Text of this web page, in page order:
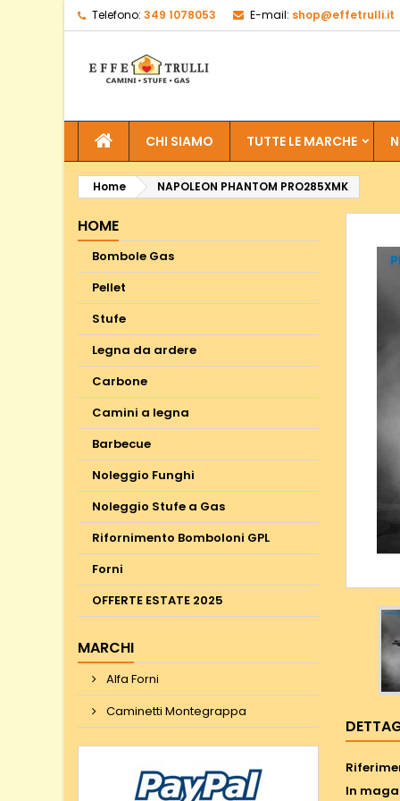
Telefono: 349 1078053 E-mail: shop@effetrulli.it
CHI SIAMO TUTTE LE MARCHE
Home NAPOLEON PHANTOM PRO285XMK
HOME
Bombole Gas
Pellet
Stufe
Legna da ardere
Carbone
Camini a legna
Barbecue
Noleggio Funghi
Noleggio Stufe a Gas
Rifornimento Bomboloni GPL
Forni
OFFERTE ESTATE 2025
MARCHI
Alfa Forni
Caminetti Montegrappa
In